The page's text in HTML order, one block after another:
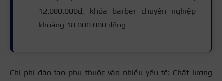
12.000.000đ, khóa barber chuyên nghiệp
khoảng 18.000.000 đồng.
Chi phí đào tạo phụ thuộc vào nhiều yếu tố: Chất lượng